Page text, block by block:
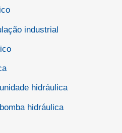
industrial
hidráulica
hidráulica